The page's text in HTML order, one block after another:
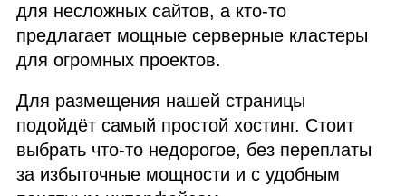
для несложных сайтов, а кто‑то
предлагает мощные серверные кластеры
для огромных проектов.
Для размещения нашей страницы
подойдёт самый простой хостинг. Стоит
выбрать что‑то недорогое, без переплаты
за избыточные мощности и с удобным